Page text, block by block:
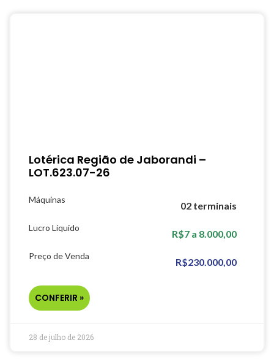
Lotérica Região de Jaborandi –
LOT.623.07-26
Máquinas
02 terminais
Lucro Líquido
R$7 a 8.000,00
Preço de Venda
R$230.000,00
CONFERIR »
28 de julho de 2026